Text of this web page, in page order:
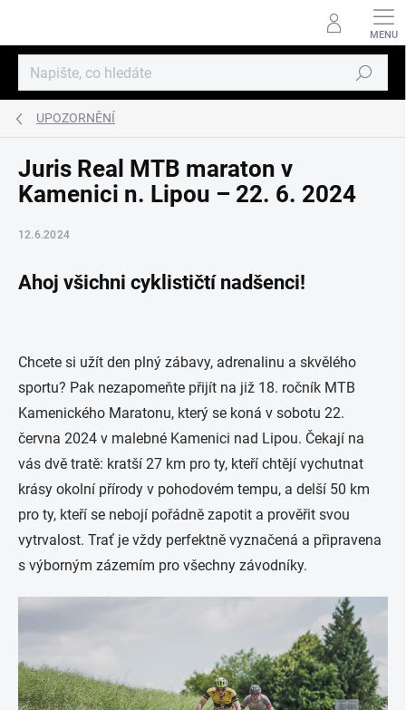
Hledat
UPOZORNĚNÍ
Juris Real MTB maraton v
Kamenici n. Lipou – 22. 6. 2024
12.6.2024
Ahoj všichni cyklističtí nadšenci!
Chcete si užít den plný zábavy, adrenalinu a skvělého
sportu? Pak nezapomeňte přijít na již 18. ročník MTB
Kamenického Maratonu, který se koná v sobotu 22.
června 2024 v malebné Kamenici nad Lipou. Čekají na
vás dvě tratě: kratší 27 km pro ty, kteří chtějí vychutnat
krásy okolní přírody v pohodovém tempu, a delší 50 km
pro ty, kteří se nebojí pořádně zapotit a prověřit svou
vytrvalost. Trať je vždy perfektně vyznačená a připravena
s výborným zázemím pro všechny závodníky.